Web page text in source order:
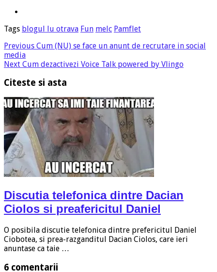
Tags blogul lu otrava Fun melc Pamflet
Previous Cum (NU) se face un anunt de recrutare in social
media
Next Cum dezactivezi Voice Talk powered by Vlingo
Citeste si asta
Discutia telefonica dintre Dacian
Ciolos si preafericitul Daniel
O posibila discutie telefonica dintre prefericitul Daniel
Ciobotea, si prea-razganditul Dacian Ciolos, care ieri
anuntase ca taie …
6 comentarii